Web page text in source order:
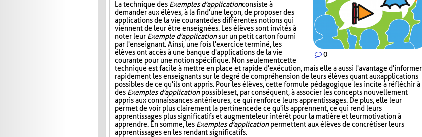
0
La technique des Exemples d'applicationconsiste à
demander aux élèves, à la fin d'une leçon, de proposer des
applications de la vie courante des différentes notions qui
viennent de leur être enseignées. Les élèves sont invités à
noter leur Exemple d'applicationsur un petit carton fourni
par l'enseignant. Ainsi, une fois l'exercice terminé, les
élèves ont accès à une banque d'applications de la vie
courante pour une notion spécifique. Non seulement cette
technique est facile à mettre en place et rapide d'exécution, mais elle a aussi l'avantage d'informer
rapidement les enseignants sur le degré de compréhension de leurs élèves quant aux applications
possibles de ce qu'ils ont appris. Pour les élèves, cette formule pédagogique les incite à réfléchir à
des Exemples d'applicationpossibles et, par conséquent, à associer les concepts nouvellement
appris aux connaissances antérieures, ce qui renforce leurs apprentissages. De plus, elle leur
permet de voir plus clairement la pertinence de ce qu'ils apprennent, ce qui rend leurs
apprentissages plus significatifs et augmente leur intérêt pour la matière et leur motivation à
apprendre. En somme, les Exemples d'applicationpermettent aux élèves de concrétiser leurs
apprentissages en les rendant significatifs.